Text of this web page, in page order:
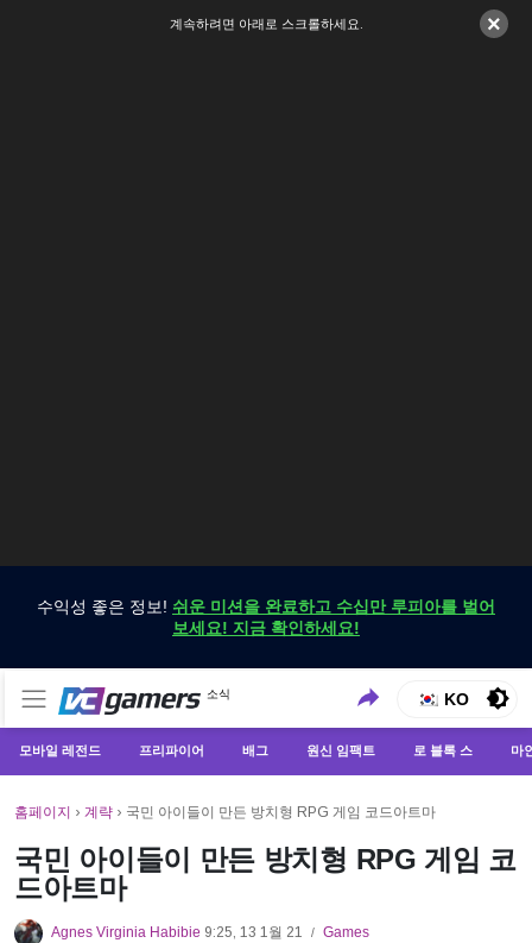
×
계속하려면 아래로 스크롤하세요.
수익성 좋은 정보! 쉬운 미션을 완료하고 수십만 루피아를 벌어
보세요! 지금 확인하세요!
VCGamers 뉴스
소식
VCGamers에서만 최신 게임 뉴스 받기
KO
모바일 레전드 프리파이어 배그 원신 임팩트 로 블록 스 마
홈페이지 › 계략 › 국민 아이들이 만든 방치형 RPG 게임 코드아트마
국민 아이들이 만든 방치형 RPG 게임 코
드아트마
Agnes Virginia Habibie 9:25, 13 1월 21 / Games